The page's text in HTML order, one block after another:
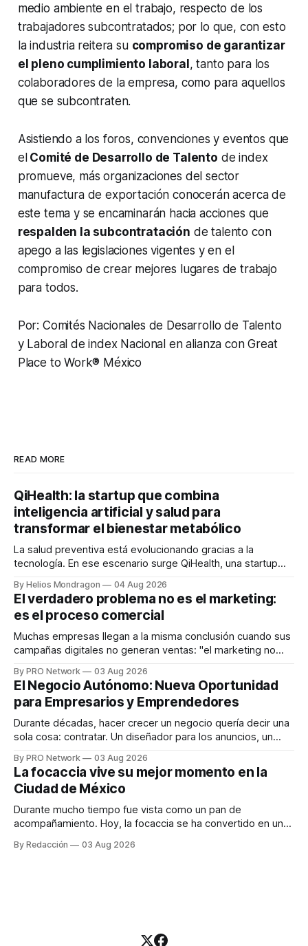
medio ambiente en el trabajo, respecto de los
trabajadores subcontratados; por lo que, con esto
la industria reitera su compromiso de garantizar
el pleno cumplimiento laboral, tanto para los
colaboradores de la empresa, como para aquellos
que se subcontraten.
Asistiendo a los foros, convenciones y eventos que
elComité de Desarrollo de Talento de index
promueve, más organizaciones del sector
manufactura de exportación conocerán acerca de
este tema y se encaminarán hacia acciones que
respalden la subcontratación de talento con
apego a las legislaciones vigentes y en el
compromiso de crear mejores lugares de trabajo
para todos.
Por: Comités Nacionales de Desarrollo de Talento
y Laboral de index Nacional en alianza con Great
Place to Work® México
READ MORE
QiHealth: la startup que combina
inteligencia artificial y salud para
transformar el bienestar metabólico
La salud preventiva está evolucionando gracias a la
tecnología. En ese escenario surge QiHealth, una startup
dispositivos inteligentes, inteligencia artificial y monitoreo
en tiempo real para ayudar a las personas a tomar mejores
decisiones sobre su salud metabólica. Su propuesta busca
responder
By Helios Mondragon 04 Aug 2026
El verdadero problema no es el marketing:
es el proceso comercial
Muchas empresas llegan a la misma conclusión cuando sus
campañas digitales no generan ventas: "el marketing no
INTERIUS, el problema suele estar en otro lugar. Durante
una entrevista para el podcast SER PRO, el especialista en
marketing digital explicó que
By PRO Network 03 Aug 2026
El Negocio Autónomo: Nueva Oportunidad
para Empresarios y Emprendedores
Durante décadas, hacer crecer un negocio quería decir una
sola cosa: contratar. Un diseñador para los anuncios, un
para los textos, alguien que supiera de publicidad digital
para encontrar prospectos, un vendedor para atender
llamadas y mensajes, y —con suerte— una persona
By PRO Network 03 Aug 2026
La focaccia vive su mejor momento en la
Ciudad de México
Durante mucho tiempo fue vista como un pan de
acompañamiento. Hoy, la focaccia se ha convertido en uno
artesanal, ingredientes de calidad y experiencias que
By Redacción 03 Aug 2026